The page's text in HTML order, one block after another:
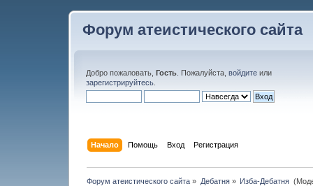
Форум атеистического сайта
Добро пожаловать, Гость . Пожалуйста, войдите или
зарегистрируйтесь
Начало Помощь Вход Регистрация
Форум атеистического сайта » Дебатня» Изба-Дебатня